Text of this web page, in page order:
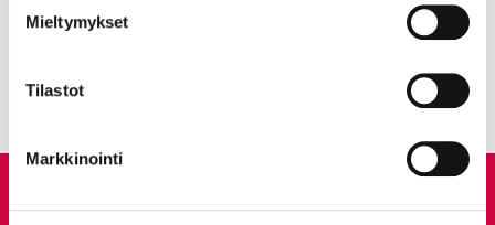
Mieltymykset
Tilastot
Markkinointi
Anna palautetta